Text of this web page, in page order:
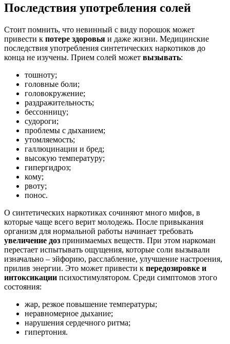
Последствия употребления солей
Стоит помнить, что невинный с виду порошок может
привести к потере здоровья и даже жизни. Медицинские
последствия употребления синтетических наркотиков до
конца не изучены. Прием солей может вызывать:
тошноту;
головные боли;
головокружение;
раздражительность;
бессонницу;
судороги;
проблемы с дыханием;
утомляемость;
галлюцинации и бред;
высокую температуру;
гипергидроз;
кому;
рвоту;
понос.
О синтетических наркотиках сочиняют много мифов, в
которые чаще всего верит молодежь. После привыкания
организм для нормальной работы начинает требовать
увеличение доз принимаемых веществ. При этом наркоман
перестает испытывать ощущения, которые соли вызывали
изначально – эйфорию, расслабление, улучшение настроения,
прилив энергии. Это может привести к передозировке и
интоксикации психостимулятором. Среди симптомов этого
состояния:
жар, резкое повышение температуры;
неравномерное дыхание;
нарушения сердечного ритма;
гипертония.